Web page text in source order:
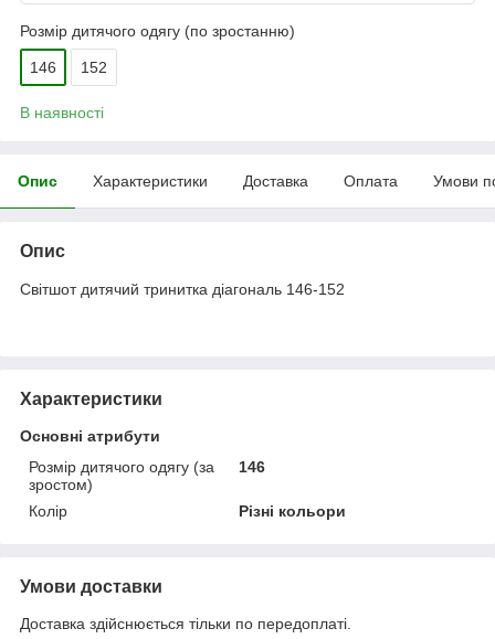
Розмір дитячого одягу (по зростанню)
146 152
В наявності
Опис Характеристики Доставка Оплата Умови
Опис
Світшот дитячий тринитка діагональ 146-152
Характеристики
Основні атрибути
Розмір дитячого одягу (за
зростом)
146
Колір Різні кольори
Умови доставки
Доставка здійснюється тільки по передоплаті.